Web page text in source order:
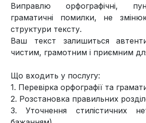
Виправлю орфографічні,
граматичні помилки, не
структури тексту.
Ваш текст залишиться
чистим, грамотним і приємним
Що входить у послугу:
1. Перевірка орфографії та
2. Розстановка правильних
3. Уточнення стилістичних